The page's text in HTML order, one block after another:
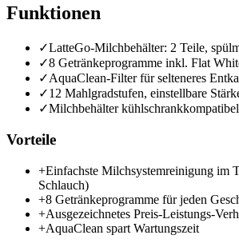
Funktionen
✓LatteGo-Milchbehälter: 2 Teile,
✓8 Getränkeprogramme inkl. Flat
✓AquaClean-Filter für selteneres
✓12 Mahlgradstufen, einstellbare
✓Milchbehälter kühlschrankkompatibel
Vorteile
+Einfachste Milchsystemreinigung im
Schlauch)
+8 Getränkeprogramme für jeden
+Ausgezeichnetes Preis-Leistungs-
+AquaClean spart Wartungszeit